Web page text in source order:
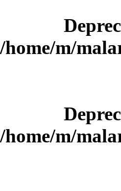
/home/m/
/home/m/